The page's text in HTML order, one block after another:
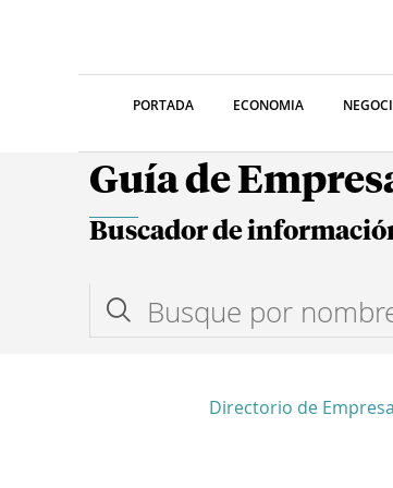
PORTADA ECONOMIA
Guía de
Buscador de
Directorio de